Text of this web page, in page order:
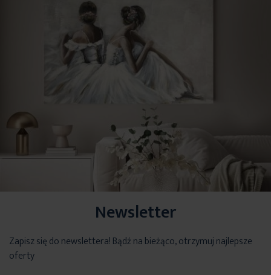
Newsletter
Zapisz się do newslettera! Bądź na bieżąco, otrzymuj najlepsze
oferty